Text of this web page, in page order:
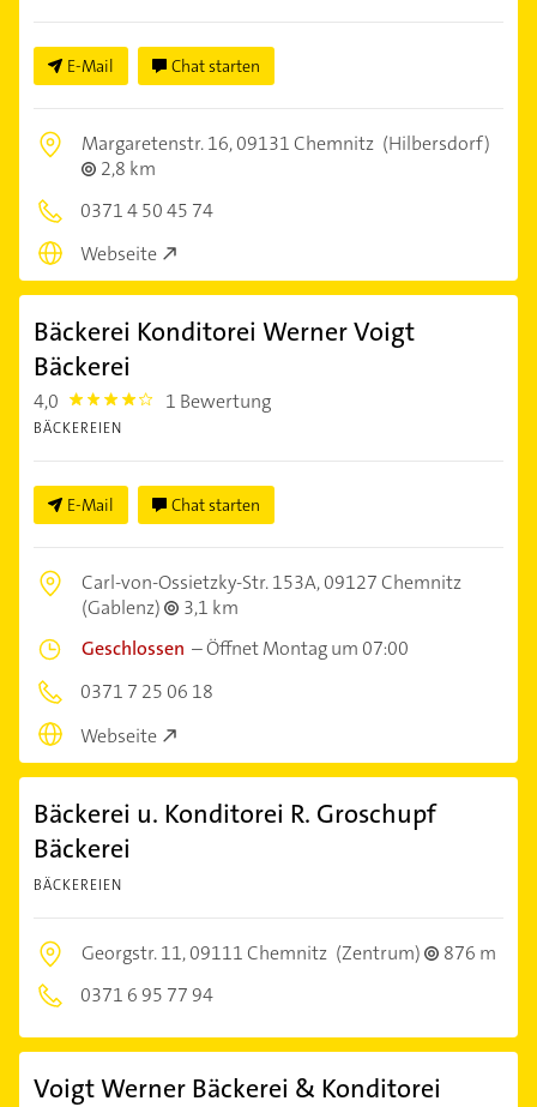
E-Mail Chat starten
Margaretenstr. 16,09131 Chemnitz (Hilbersdorf)
2,8 km
0371 4 50 45 74
Webseite
Bäckerei Konditorei Werner Voigt
Bäckerei
4,0 4.0 1 Bewertung
BÄCKEREIEN
E-Mail Chat starten
Carl-von-Ossietzky-Str. 153A,09127 Chemnitz
(Gablenz)
3,1 km
Geschlossen –Öffnet Montag um 07:00
0371 7 25 06 18
Webseite
Bäckerei u. Konditorei R. Groschupf
Bäckerei
BÄCKEREIEN
Georgstr. 11,09111 Chemnitz (Zentrum)
876 m
0371 6 95 77 94
Voigt Werner Bäckerei & Konditorei